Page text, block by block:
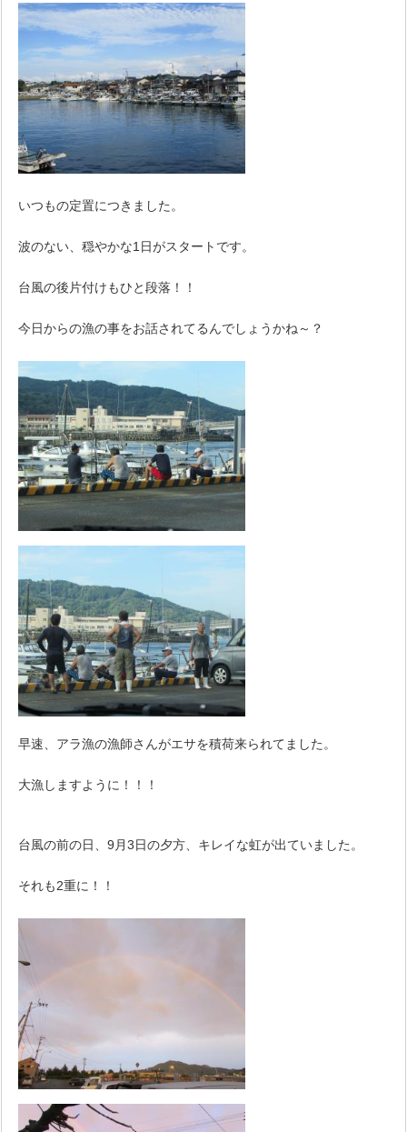
いつもの定置につきました。
波のない、穏やかな1日がスタートです。
台風の後片付けもひと段落！！
今日からの漁の事をお話されてるんでしょうかね～？
早速、アラ漁の漁師さんがエサを積荷来られてました。
大漁しますように！！！
台風の前の日、9月3日の夕方、キレイな虹が出ていました。
それも2重に！！